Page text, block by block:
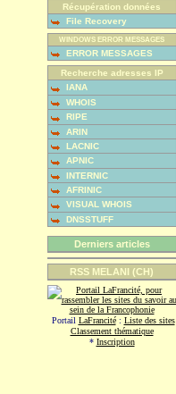
Récupération données
File Recovery
WINDOWS ERROR MESSAGES
ERROR MESSAGES
Recherche adresses IP
IANA
WHOIS
RIPE
ARIN
LACNIC
APNIC
INTERNIC
AFRINIC
VISUAL WHOIS
DNSSTUFF
Derniers articles
RSS MELANI (CH)
Portail LaFrancité: Liste des sites
Classement thématique
* Inscription